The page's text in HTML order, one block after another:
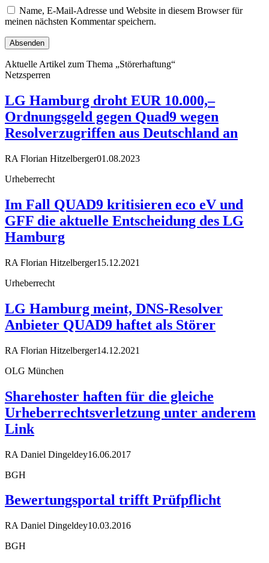
Name, E-Mail-Adresse und Website in diesem Browser für
meinen nächsten Kommentar speichern.
Aktuelle Artikel zum Thema „Störerhaftung“
Netzsperren
LG Hamburg droht EUR 10.000,–
Ordnungsgeld gegen Quad9 wegen
Resolverzugriffen aus Deutschland an
RA Florian Hitzelberger01.08.2023
Urheberrecht
Im Fall QUAD9 kritisieren eco eV und
GFF die aktuelle Entscheidung des LG
Hamburg
RA Florian Hitzelberger15.12.2021
Urheberrecht
LG Hamburg meint, DNS-Resolver
Anbieter QUAD9 haftet als Störer
RA Florian Hitzelberger14.12.2021
OLG München
Sharehoster haften für die gleiche
Urheberrechtsverletzung unter anderem
Link
RA Daniel Dingeldey16.06.2017
BGH
Bewertungsportal trifft Prüfpflicht
RA Daniel Dingeldey10.03.2016
BGH